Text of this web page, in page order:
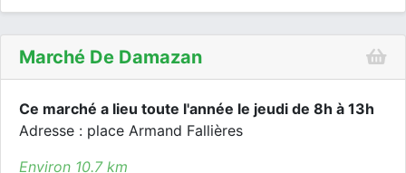
Marché De Damazan
Ce marché a lieu toute l'année le jeudi de 8h à 13h
Adresse : place Armand Fallières
Environ 10.7 km